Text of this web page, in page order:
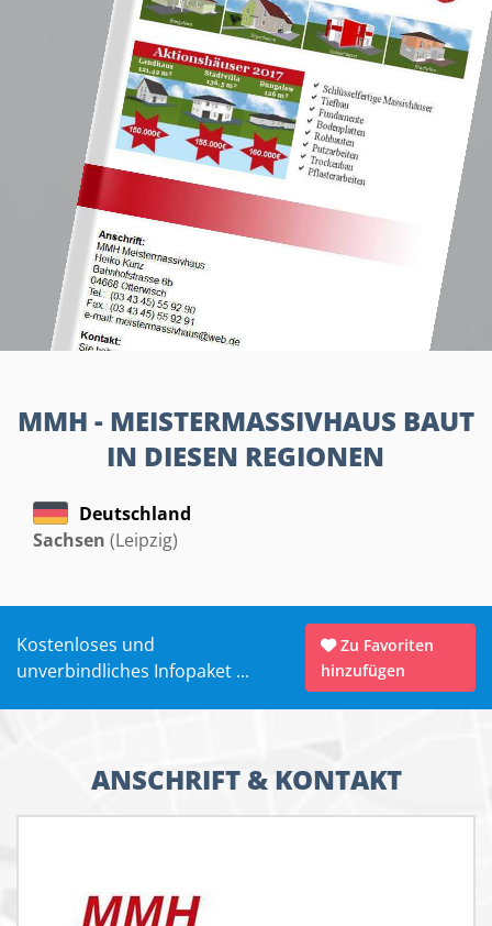
MMH - MEISTERMASSIVHAUS BAUT
IN DIESEN REGIONEN
Deutschland
Sachsen (Leipzig)
Kostenloses und
unverbindliches Infopaket ...
Zu Favoriten
hinzufügen
ANSCHRIFT & KONTAKT